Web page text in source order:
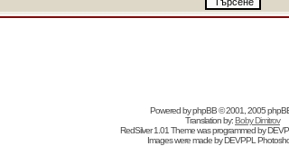
Powered byphpBB© 2001, 2005
Translation by:Boby Dimitrov
RedSilver 1.01 Theme was programmed by
Images were made byDEVPPL